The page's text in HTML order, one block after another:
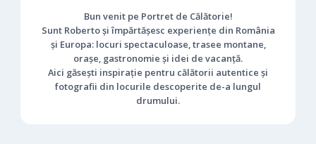
Bun venit pe Portret de Călătorie!
Sunt Roberto și împărtășesc experiențe din România
și Europa: locuri spectaculoase, trasee montane,
orașe, gastronomie și idei de vacanță.
Aici găsești inspirație pentru călătorii autentice și
fotografii din locurile descoperite de-a lungul
drumului.